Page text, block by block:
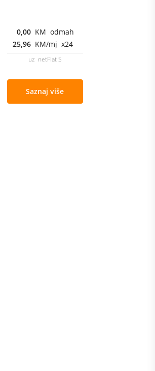
0,00 KM odmah
25,96 KM/mj x24
uz netFlat S
Saznaj više